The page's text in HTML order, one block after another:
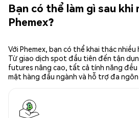
Bạn có thể làm gì sau khi
Phemex?
Với Phemex, bạn có thể khai thác
Từ giao dịch spot đầu tiên đến tận
futures nâng cao, tất cả tính năng
mật hàng đầu ngành và hỗ trợ đa ngôn